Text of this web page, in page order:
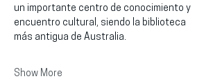
un importante centro de conocimiento y
encuentro cultural, siendo la biblioteca
más antigua de Australia.
Show More